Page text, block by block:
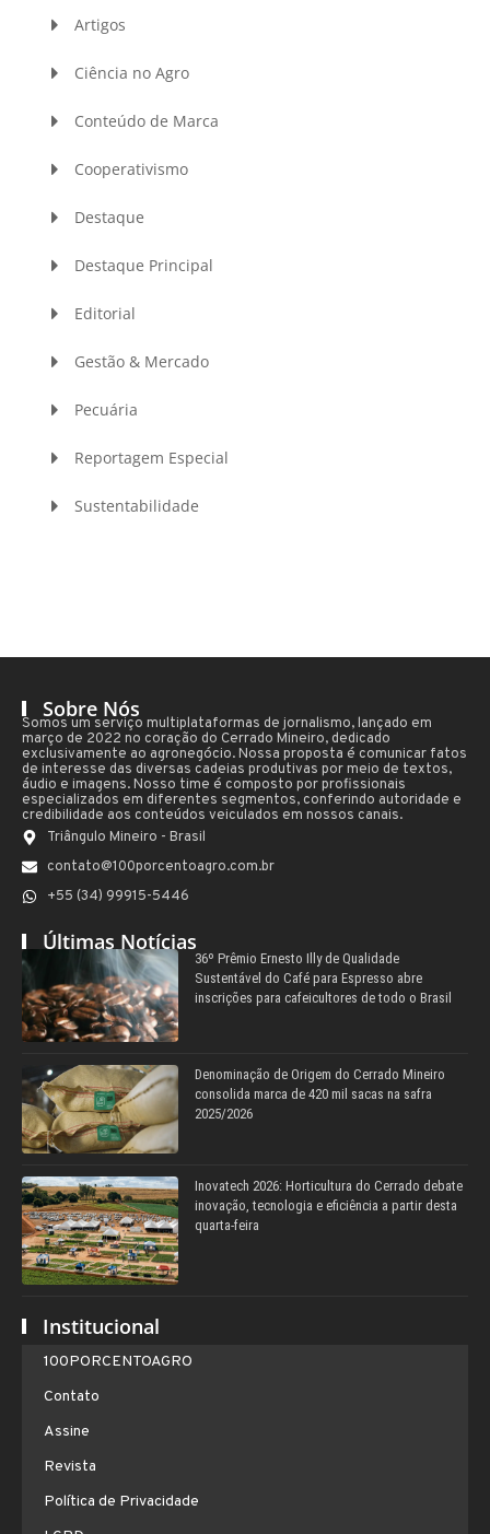
Artigos
Ciência no Agro
Conteúdo de Marca
Cooperativismo
Destaque
Destaque Principal
Editorial
Gestão & Mercado
Pecuária
Reportagem Especial
Sustentabilidade
Sobre Nós
Somos um serviço multiplataformas de jornalismo, lançado em
março de 2022 no coração do Cerrado Mineiro, dedicado
exclusivamente ao agronegócio. Nossa proposta é comunicar fatos
de interesse das diversas cadeias produtivas por meio de textos,
áudio e imagens. Nosso time é composto por profissionais
especializados em diferentes segmentos, conferindo autoridade e
credibilidade aos conteúdos veiculados em nossos canais.
Triângulo Mineiro - Brasil
contato@100porcentoagro.com.br
+55 (34) 99915-5446
Últimas Notícias
36º Prêmio Ernesto Illy de Qualidade
Sustentável do Café para Espresso abre
inscrições para cafeicultores de todo o Brasil
Denominação de Origem do Cerrado Mineiro
consolida marca de 420 mil sacas na safra
2025/2026
Inovatech 2026: Horticultura do Cerrado debate
inovação, tecnologia e eficiência a partir desta
quarta-feira
Institucional
100PORCENTOAGRO
Contato
Assine
Revista
Política de Privacidade